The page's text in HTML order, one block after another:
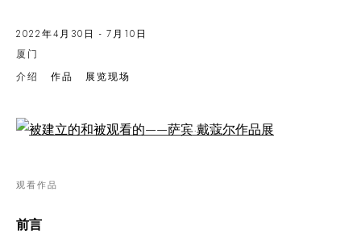
2022年4月30日 - 7月10日
厦门
介绍
作品 展览现场
观看作品
前言